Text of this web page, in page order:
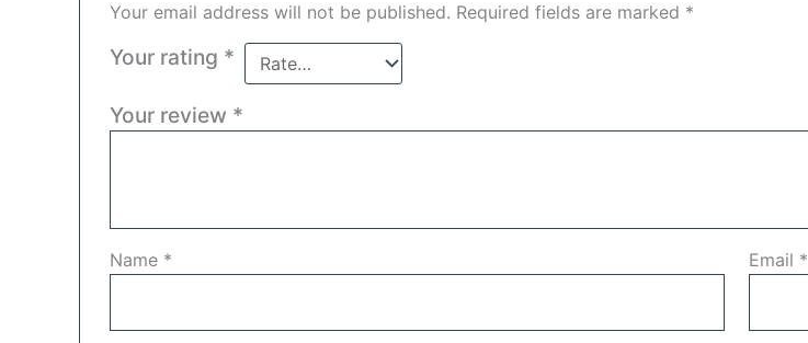
Your email address will not be published. Required fields are marked *
Your rating *
Your review *
Name * Email *